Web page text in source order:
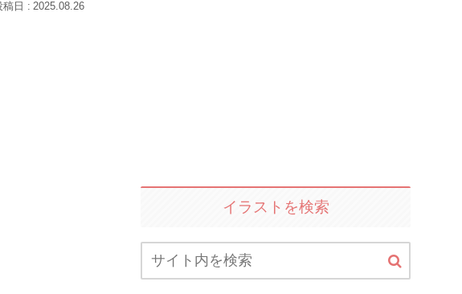
2025.08.26
イラストを検索